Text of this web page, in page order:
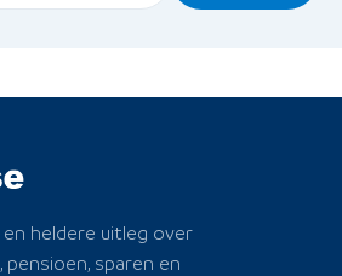
en heldere uitleg over
sparen en